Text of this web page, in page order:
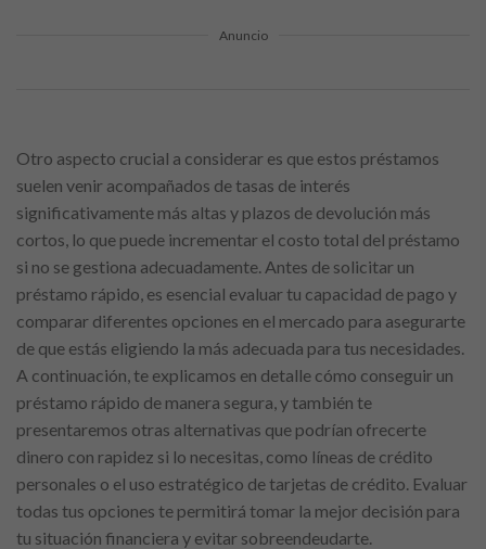
Anuncio
Otro aspecto crucial a considerar es que estos préstamos
suelen venir acompañados de tasas de interés
significativamente más altas y plazos de devolución más
cortos, lo que puede incrementar el costo total del préstamo
si no se gestiona adecuadamente. Antes de solicitar un
préstamo rápido, es esencial evaluar tu capacidad de pago y
comparar diferentes opciones en el mercado para asegurarte
de que estás eligiendo la más adecuada para tus necesidades.
A continuación, te explicamos en detalle cómo conseguir un
préstamo rápido de manera segura, y también te
presentaremos otras alternativas que podrían ofrecerte
dinero con rapidez si lo necesitas, como líneas de crédito
personales o el uso estratégico de tarjetas de crédito. Evaluar
todas tus opciones te permitirá tomar la mejor decisión para
tu situación financiera y evitar sobreendeudarte.